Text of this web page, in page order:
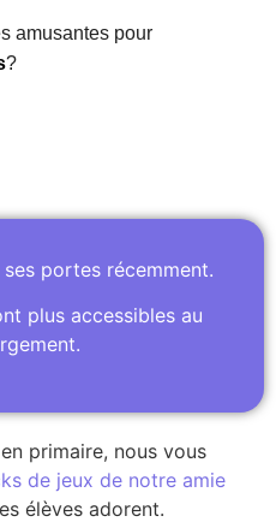
amusantes pour
?
portes récemment.
plus accessibles au
primaire, nous vous
de jeux de notre amie
élèves adorent.